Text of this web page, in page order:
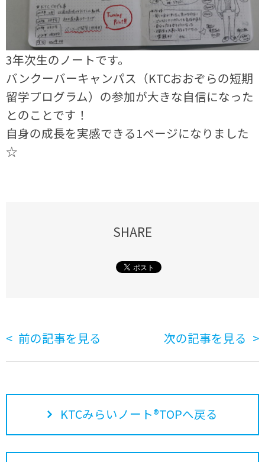
3年次生のノートです。
バンクーバーキャンパス（KTCおおぞらの短期
留学プログラム）の参加が大きな自信になった
とのことです！
自身の成長を実感できる1ページになりました
☆
SHARE
前の記事を見る 次の記事を見る
KTCみらいノート®TOPへ戻る